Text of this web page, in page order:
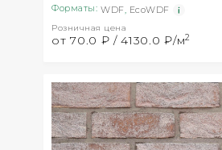
Форматы: WDF EcoWDF
Розничная цена
от 70.0 ₽ / 4130.0 ₽/м2